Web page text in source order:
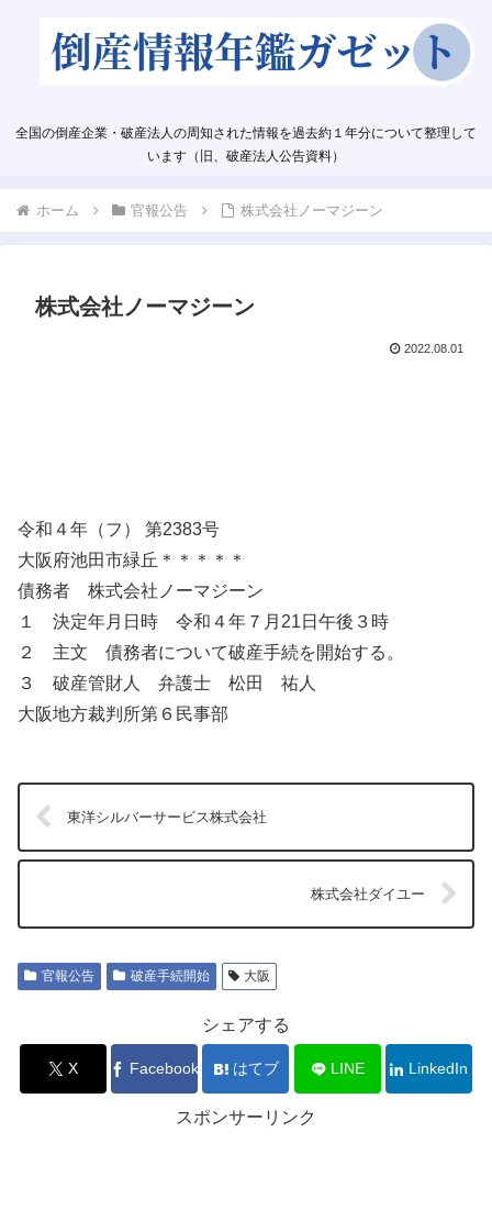
全国の倒産企業・破産法人の周知された情報を過去約１年分について整理して
います（旧、破産法人公告資料）
ホーム 官報公告 株式会社ノーマジーン
株式会社ノーマジーン
2022.08.01
令和４年（フ） 第2383号
大阪府池田市緑丘＊＊＊＊＊
債務者 株式会社ノーマジーン
１ 決定年月日時 令和４年７月21日午後３時
２ 主文 債務者について破産手続を開始する。
３ 破産管財人 弁護士 松田 祐人
大阪地方裁判所第６民事部
東洋シルバーサービス株式会社
株式会社ダイユー
官報公告 破産手続開始 大阪
シェアする
X Facebook はてブ LINE LinkedIn
スポンサーリンク